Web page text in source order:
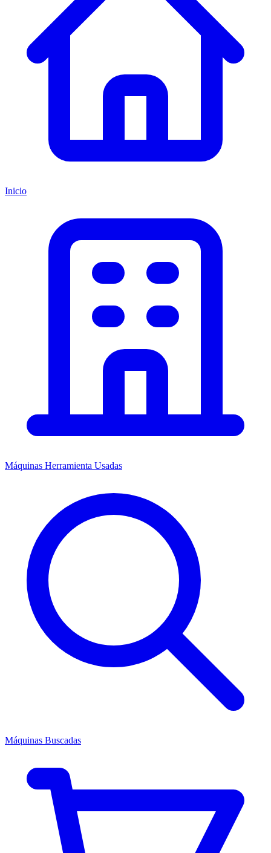
Inicio
Máquinas Herramienta Usadas
Máquinas Buscadas